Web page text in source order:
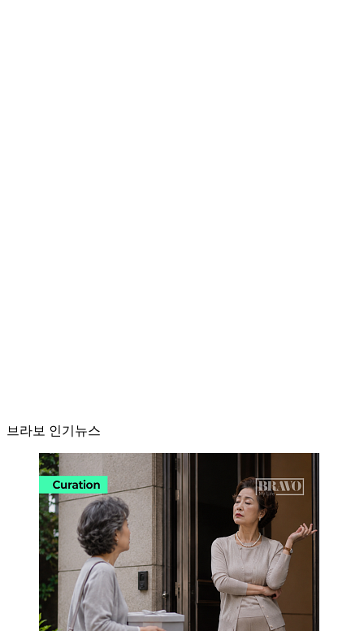
브라보 인기뉴스